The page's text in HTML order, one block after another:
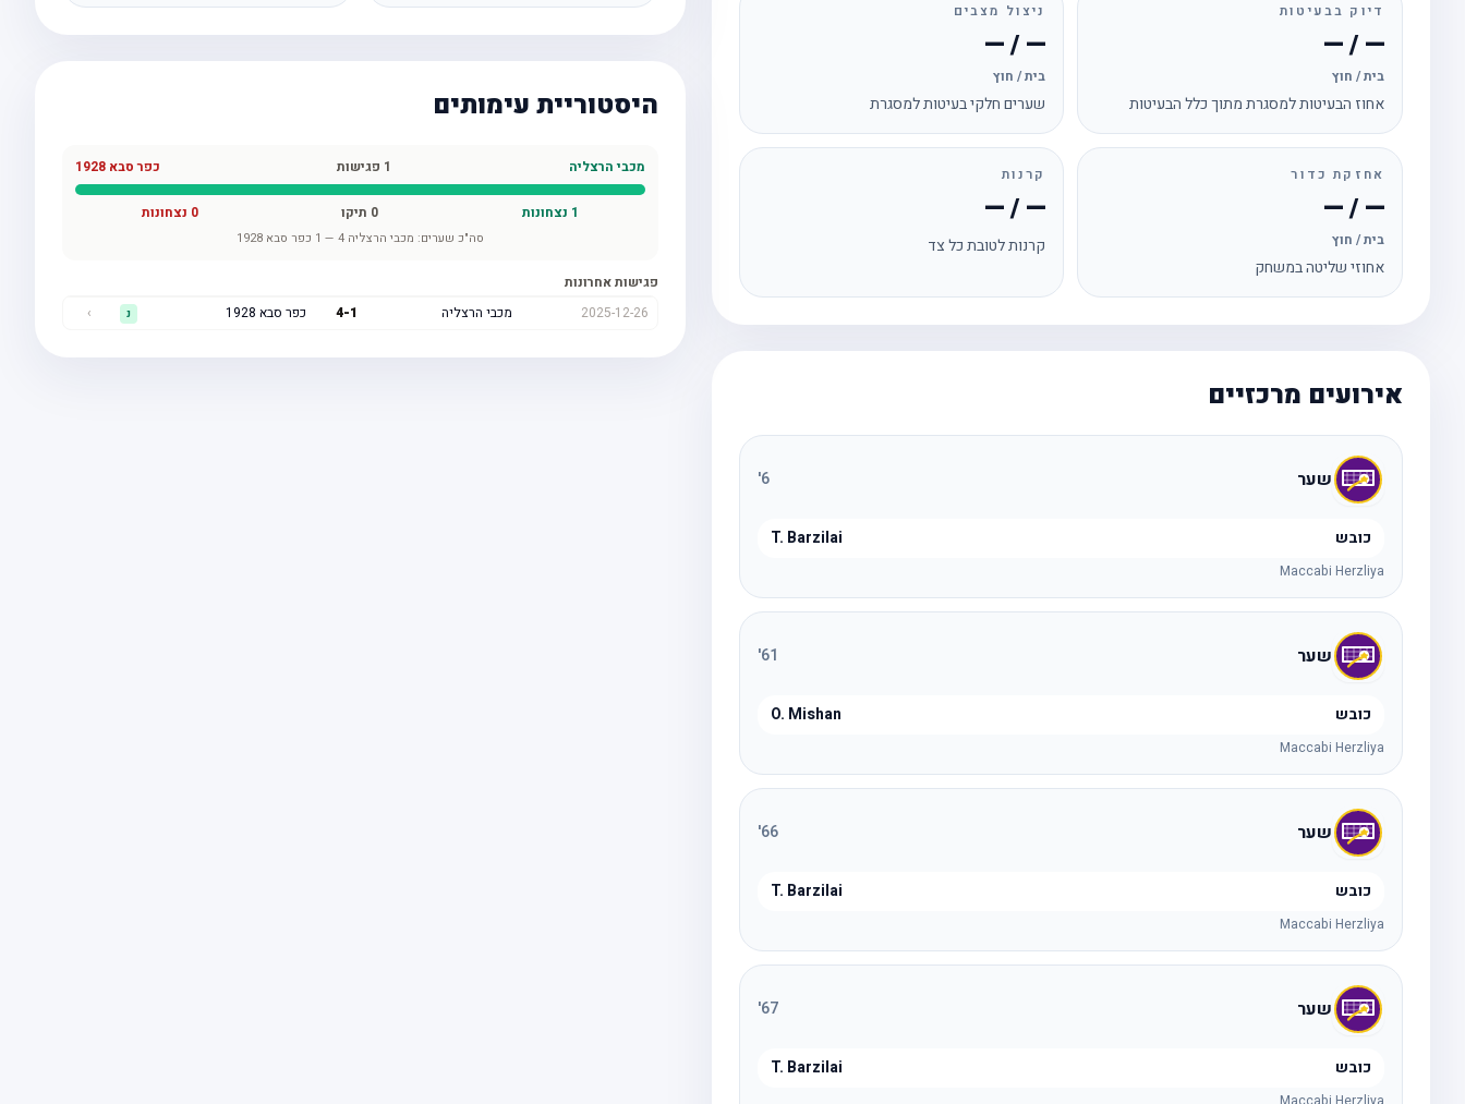
דיוק בבעיטות
— / —
בית / חוץ
אחוז הבעיטות למסגרת מתוך כלל הבעיטות
ניצול מצבים
— / —
בית / חוץ
שערים חלקי בעיטות למסגרת
אחזקת כדור
— / —
בית / חוץ
אחוזי שליטה במשחק
קרנות
— / —
קרנות לטובת כל צד
אירועים מרכזיים
שער 6
'
כובש T. Barzilai
Maccabi Herzliya
שער 61
'
כובש O. Mishan
Maccabi Herzliya
שער 66
'
כובש T. Barzilai
Maccabi Herzliya
שער 67
'
כובש T. Barzilai
היסטוריית עימותים
מכבי הרצליה 1 פגישות כפר סבא 1928
1 נצחונות 0 תיקו 0 נצחונות
סה"כ שערים: מכבי הרצליה 4
—
1 כפר סבא 1928
פגישות אחרונות
2025-12-26
מכבי הרצליה 4-1 כפר סבא 1928 נ ›